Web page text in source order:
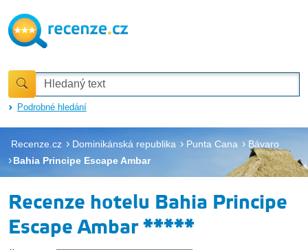
Podrobné hledání
Recenze.cz Dominikánská republika Punta Cana
Bávaro
Bahia Principe Escape Ambar
Recenze hotelu Bahia Principe
Escape Ambar *****